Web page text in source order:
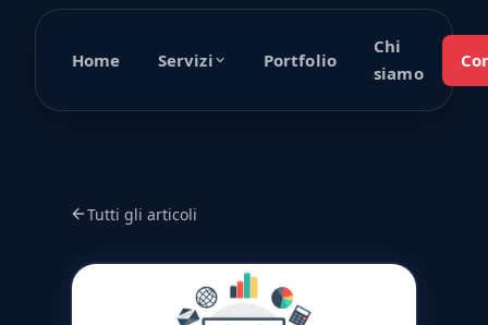
Home Servizi Portfolio
Chi
siamo
Tutti gli articoli